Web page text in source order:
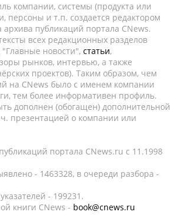
компании, системы (продукта или
персоны и т.п. создается редактором
архива публикаций портала CNews.
всех редакционных разделов
новости", статьи,
рынков, интервью, а также
проектов). Таким образом, чем
на CNews было с именем компании
тем более информативен профиль.
дополнен (обогащен) дополнительной
презентацией о компании или
портала CNews.ru c 11.1998
- 1463328, в очереди разбора -
- 199231.
книги CNews - book@cnews.ru